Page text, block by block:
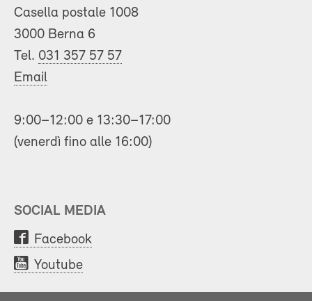
Casella postale 1008
3000 Berna 6
Tel. 031 357 57 57
Email
9:00–12:00 e 13:30–17:00
(venerdì fino alle 16:00)
SOCIAL MEDIA
Facebook
Youtube